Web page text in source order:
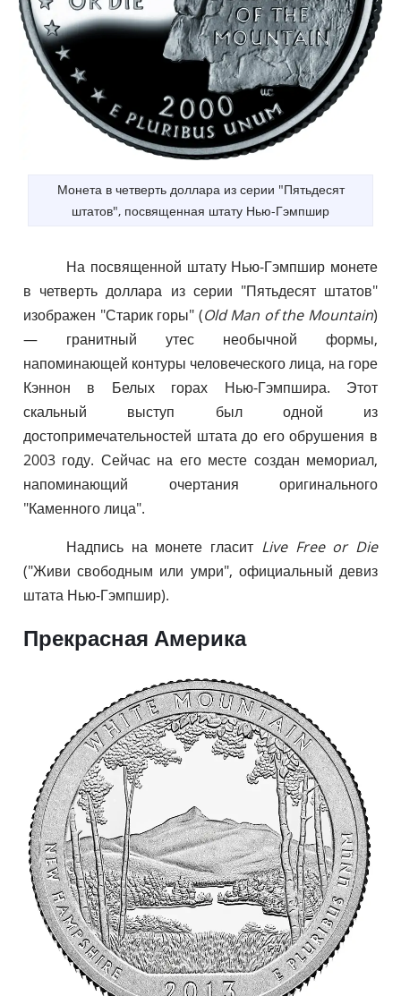
Монета в четверть доллара из серии "Пятьдесят
штатов", посвященная штату Нью-Гэмпшир
На посвященной штату Нью-Гэмпшир монете
в четверть доллара из серии "Пятьдесят штатов"
изображен "Старик горы" (Old Man of the Mountain)
— гранитный утес необычной формы,
напоминающей контуры человеческого лица, на горе
Кэннон в Белых горах Нью-Гэмпшира. Этот
скальный выступ был одной из
достопримечательностей штата до его обрушения в
2003 году. Сейчас на его месте создан мемориал,
напоминающий очертания оригинального
"Каменного лица".
Надпись на монете гласит Live Free or Die
("Живи свободным или умри", официальный девиз
штата Нью-Гэмпшир).
Прекрасная Америка